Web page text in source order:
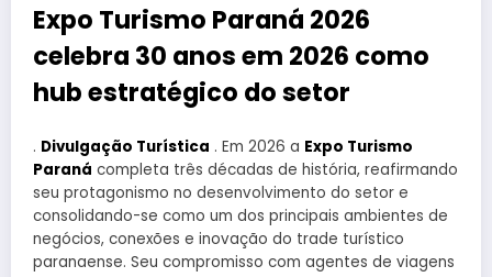
Expo Turismo Paraná 2026
celebra 30 anos em 2026 como
hub estratégico do setor
. Divulgação Turística . Em 2026 a Expo Turismo
Paraná completa três décadas de história, reafirmando
seu protagonismo no desenvolvimento do setor e
consolidando-se como um dos principais ambientes de
negócios, conexões e inovação do trade turístico
paranaense. Seu compromisso com agentes de viagens